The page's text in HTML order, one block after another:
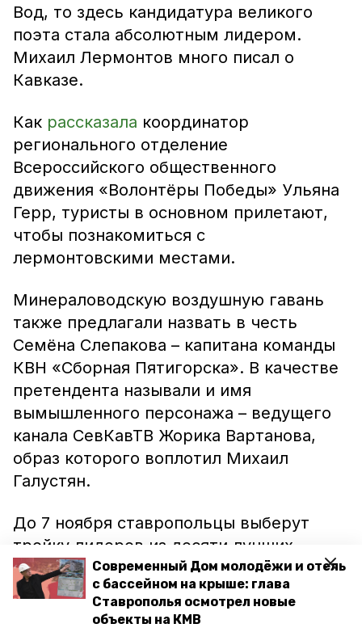
Современный Дом молодёжи и отель
с бассейном на крыше: глава
Ставрополья осмотрел новые
объекты на КМВ
Вод, то здесь кандидатура великого
поэта стала абсолютным лидером.
Михаил Лермонтов много писал о
Кавказе.
Как рассказала координатор
регионального отделение
Всероссийского общественного
движения «Волонтёры Победы» Ульяна
Герр, туристы в основном прилетают,
чтобы познакомиться с
лермонтовскими местами.
Минераловодскую воздушную гавань
также предлагали назвать в честь
Семёна Слепакова – капитана команды
КВН «Сборная Пятигорска». В качестве
претендента называли и имя
вымышленного персонажа – ведущего
канала СевКавТВ Жорика Вартанова,
образ которого воплотил Михаил
Галустян.
До 7 ноября ставропольцы выберут
тройку лидеров из десяти лучших
вариантов. Затем с 8 по 30 ноября
определят, в чью честь назовут
аэропорты Ставропольского края.